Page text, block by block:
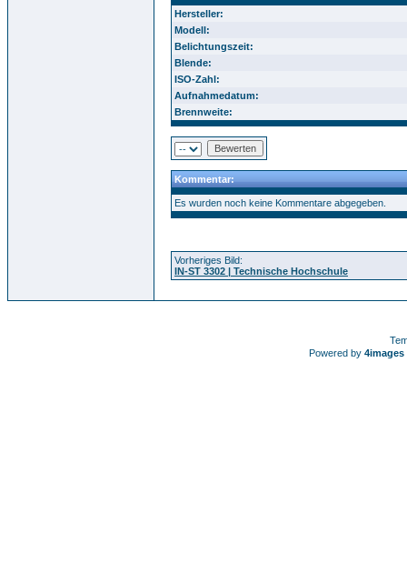
Hersteller:
Modell:
Belichtungszeit:
Blende:
ISO-Zahl:
Aufnahmedatum:
Brennweite:
Kommentar:
Es wurden noch keine Kommentare abgegeben.
Vorheriges Bild:
IN-ST 3302 | Technische Hochschule
Powered by 4images